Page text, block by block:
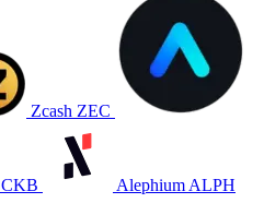
Zcash ZEC
CKB Alephium ALPH